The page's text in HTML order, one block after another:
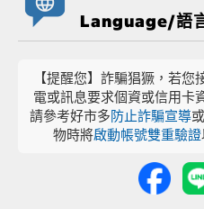
Language/語
【提醒您】詐騙猖獗，若
電或訊息要求個資或信用卡
請參考好市多防止詐騙宣導
物時將啟動帳號雙重驗證